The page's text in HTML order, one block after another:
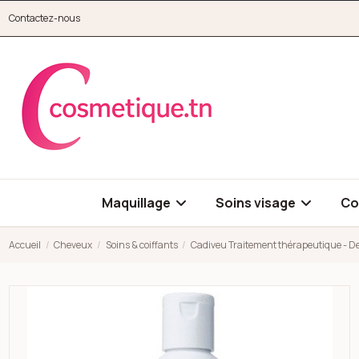
Contactez-nous
Maquillage Soins visage
Accueil Cheveux Soins & coiffants Cadiveu Traitement thérapeutique -
Open high resolution image of Cadiveu Traitement